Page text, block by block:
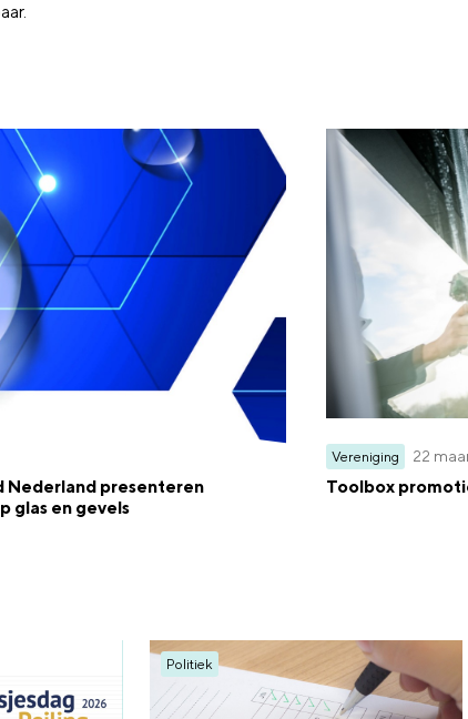
Nederland presenteren
glas en gevels
Vereniging 22
Toolbox
Politiek